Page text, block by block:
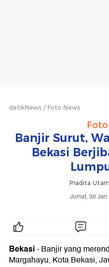
detikNews Foto News
Banjir Surut,
Bekasi
Pradita
Jumat, 30
Bekasi- Banjir yang
Margahayu, Kota Bekasi,